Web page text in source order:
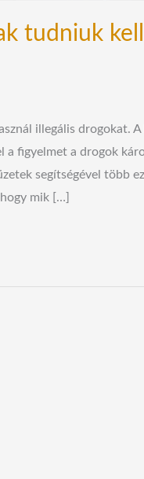
tudniuk
illegális drogokat.
figyelmet a drogok
segítségével több
mik […]